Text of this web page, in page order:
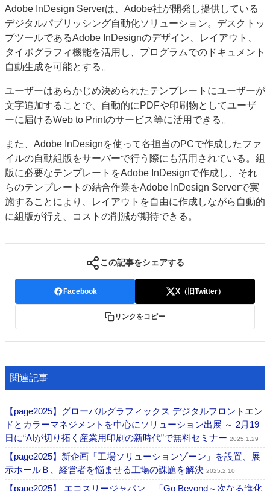
発刊案内
JFPI印刷用語集 印刷機材年鑑
運営
会社案内
購読・購入申し込み
サイトポリシー
お問い合わせ
Adobe InDesign Serverは、Adobe社が開発し提供している
デジタルパブリッシング自動化ソリューション。デスクトッ
プツールであるAdobe InDesignのデザイン、レイアウト、
タイポグラフィ機能を活用し、プログラムでのドキュメント
自動生成を可能とする。
ユーザーはあらかじめ決められたテンプレートにユーザーが
文字追加することで、自動的にPDFや印刷物としてユーザ
ーに届けるWeb to Printのサービス等に活用できる。
また、Adobe InDesignを使って各担当のPCで作成したファ
イルの自動組版をサーバーで行う際にも活用されている。組
版に必要なテンプレートをAdobe InDesignで作成し、それ
らのテンプレートの結合作業をAdobe InDesign Serverで実
施することにより、レイアウトを自由に作成しながら自動的
に組版が行え、コストの削減が期待できる。
この記事をシェアする
Facebook X（旧Twitter）
リンクをコピー
関連記事
【page2025】グローバルグラフィックス デジタルフロントエン
ドとカラーマネジメントを中心にソリューション出展 ～ 2月19
日に“AIが切り拓く産業用印刷の新時代”で無料セミナー 2025.1.29
【page2025】新企画「工場ソリューションゾーン」を設置、展
示ホールＢ、経営者を悩ませる工場の課題を解決 2025.2.10
【page2025】 エコスリージャパン 「Go Beyond～次なる進化